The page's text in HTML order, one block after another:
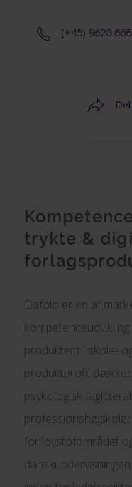
(+45) 9620
Del
trykte &
Dafolo er en af
produkter til skole-
produktprofil
psykologisk
for lovstofområdet